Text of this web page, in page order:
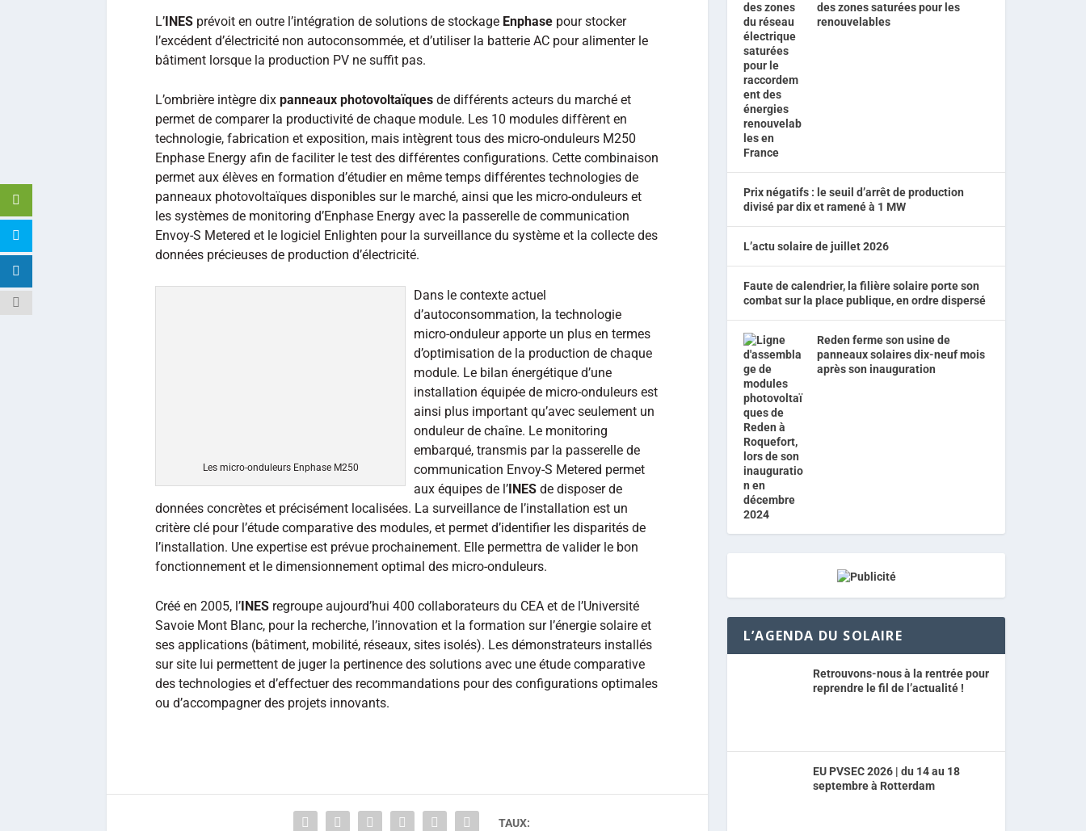
L’INES prévoit en outre l’intégration de solutions de stockage Enphase pour stocker
l’excédent d’électricité non autoconsommée, et d’utiliser la batterie AC pour alimenter le
bâtiment lorsque la production PV ne suffit pas.
L’ombrière intègre dix panneaux photovoltaïques de différents acteurs du marché et
permet de comparer la productivité de chaque module. Les 10 modules diffèrent en
technologie, fabrication et exposition, mais intègrent tous des micro-onduleurs M250
Enphase Energy afin de faciliter le test des différentes configurations. Cette combinaison
permet aux élèves en formation d’étudier en même temps différentes technologies de
panneaux photovoltaïques disponibles sur le marché, ainsi que les micro-onduleurs et
les systèmes de monitoring d’Enphase Energy avec la passerelle de communication
Envoy-S Metered et le logiciel Enlighten pour la surveillance du système et la collecte des
données précieuses de production d’électricité.
Les micro-onduleurs Enphase M250
Dans le contexte actuel
d’autoconsommation, la technologie
micro-onduleur apporte un plus en termes
d’optimisation de la production de chaque
module. Le bilan énergétique d’une
installation équipée de micro-onduleurs est
ainsi plus important qu’avec seulement un
onduleur de chaîne. Le monitoring
embarqué, transmis par la passerelle de
communication Envoy-S Metered permet
aux équipes de l’INES de disposer de
données concrètes et précisément localisées. La surveillance de l’installation est un
critère clé pour l’étude comparative des modules, et permet d’identifier les disparités de
l’installation. Une expertise est prévue prochainement. Elle permettra de valider le bon
fonctionnement et le dimensionnement optimal des micro-onduleurs.
Créé en 2005, l’ INES regroupe aujourd’hui 400 collaborateurs du CEA et de l’Université
Savoie Mont Blanc, pour la recherche, l’innovation et la formation sur l’énergie solaire et
ses applications (bâtiment, mobilité, réseaux, sites isolés). Les démonstrateurs installés
sur site lui permettent de juger la pertinence des solutions avec une étude comparative
des technologies et d’effectuer des recommandations pour des configurations optimales
ou d’accompagner des projets innovants.
TAUX:
des zones saturées pour les
renouvelables
Prix négatifs : le seuil d’arrêt de production
divisé par dix et ramené à 1 MW
L’actu solaire de juillet 2026
Faute de calendrier, la filière solaire porte son
combat sur la place publique, en ordre dispersé
Reden ferme son usine de
panneaux solaires dix-neuf mois
après son inauguration
L’AGENDA DU SOLAIRE
Retrouvons-nous à la rentrée pour
reprendre le fil de l’actualité !
EU PVSEC 2026 | du 14 au 18
septembre à Rotterdam